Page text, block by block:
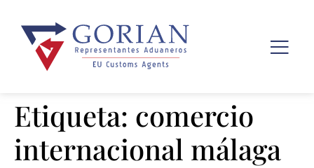
Etiqueta: comercio
internacional málaga